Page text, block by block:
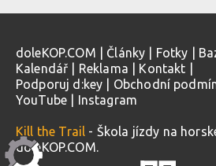
doleKOP.COM Články Fotky
Kalendář
Reklama Kontakt
Podporuj d:key
Obchodní
YouTube
Instagram
Kill the Trail - Škola jízdy na
doleKOP.COM.